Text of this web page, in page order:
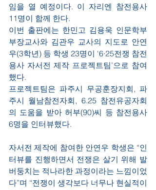
임을 열 예정이다. 이 자리엔 참전용사
11명이 함께 한다.
이번 출판에는 한민고 김용욱 인문학부
부장교사와 김관우 교사의 지도로 안연
우(3학년) 등 학생 23명이 ‘6·25전쟁 참전
용사 자서전 제작 프로젝트팀’으로 참여
했다.
프로젝트팀은 파주시 무공훈장지회, 파
주시 월남참전자회, 6.25 참전유공자회
의 도움을 받아 허부(90)씨 등 참전용사
6명을 인터뷰했다.
자서전 제작에 참여한 안연우 학생은 “인
터뷰를 진행하면서 전쟁은 살기 위해 발
버둥치는 적나라한 과정이라는 느낌이었
다”며 “전쟁이 생각보다 너무나 현실적이